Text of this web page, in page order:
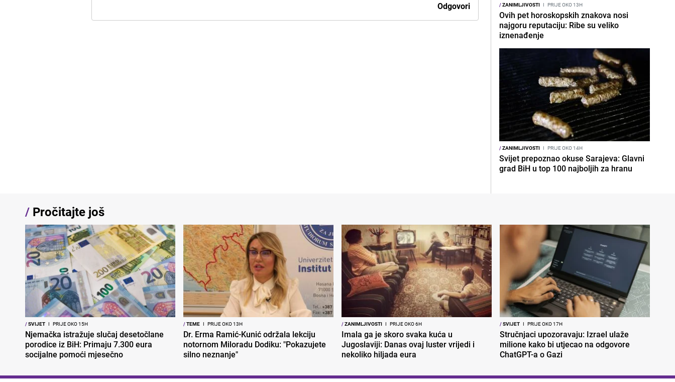
Odgovori
/ZANIMLJIVOSTI I PRIJE OKO 13H
Ovih pet horoskopskih znakova nosi
najgoru reputaciju: Ribe su veliko
iznenađenje
/ZANIMLJIVOSTI I PRIJE OKO 14H
Svijet prepoznao okuse Sarajeva: Glavni
grad BiH u top 100 najboljih za hranu
/ Pročitajte još
/SVIJET I PRIJE OKO 15H
Njemačka istražuje slučaj desetočlane
porodice iz BiH: Primaju 7.300 eura
socijalne pomoći mjesečno
/TEME I PRIJE OKO 13H
Dr. Erma Ramić-Kunić održala lekciju
notornom Miloradu Dodiku: "Pokazujete
silno neznanje"
/ZANIMLJIVOSTI I PRIJE OKO 6H
Imala ga je skoro svaka kuća u
Jugoslaviji: Danas ovaj luster vrijedi i
nekoliko hiljada eura
/SVIJET I PRIJE OKO 17H
Stručnjaci upozoravaju: Izrael ulaže
milione kako bi utjecao na odgovore
ChatGPT-a o Gazi